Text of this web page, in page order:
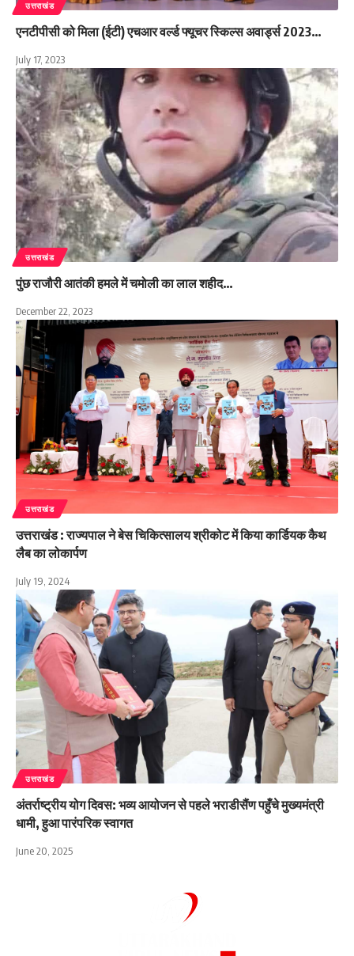
उत्तराखंड
एनटीपीसी को मिला (ईटी) एचआर वर्ल्ड फ्यूचर स्किल्स अवार्ड्स 2023…
July 17, 2023
उत्तराखंड
पुंछ राजौरी आतंकी हमले में चमोली का लाल शहीद…
December 22, 2023
उत्तराखंड
उत्तराखंड : राज्यपाल ने बेस चिकित्सालय श्रीकोट में किया कार्डियक कैथ
लैब का लोकार्पण
July 19, 2024
उत्तराखंड
अंतर्राष्ट्रीय योग दिवस: भव्य आयोजन से पहले भराडीसैंण पहुँचे मुख्यमंत्री
धामी, हुआ पारंपरिक स्वागत
June 20, 2025